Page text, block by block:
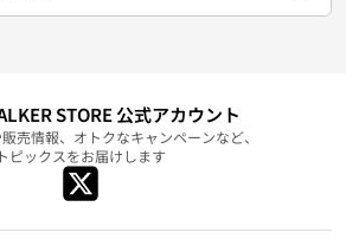
STORE 公式アカウント
売情報、オトクなキャンペーンなど、
トピックスをお届けします